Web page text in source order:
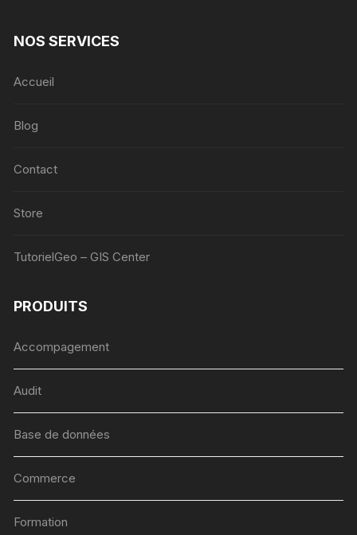
NOS SERVICES
Accueil
Blog
Contact
Store
TutorielGeo – GIS Center
PRODUITS
Accompagement
Audit
Base de données
Commerce
Formation